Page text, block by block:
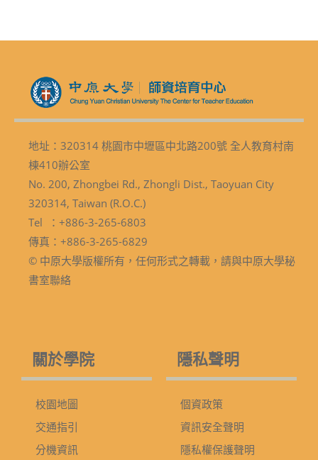
地址：320314 桃園市中壢區中北路200號 全人教育村南
棟410辦公室
No. 200, Zhongbei Rd., Zhongli Dist., Taoyuan City
320314, Taiwan (R.O.C.)
Tel ：+886-3-265-6803
傳真：+886-3-265-6829
© 中原大學版權所有，任何形式之轉載，請與中原大學秘
書室聯絡
關於學院
校園地圖
交通指引
分機資訊
隱私聲明
個資政策
資訊安全聲明
隱私權保護聲明